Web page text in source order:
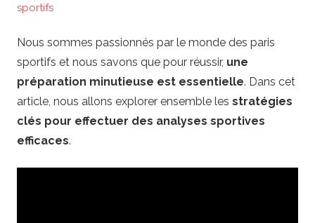
n
.
f
r
sportifs
Nous sommes passionnés par le monde des paris
sportifs et nous savons que pour réussir, une
préparation minutieuse est essentielle. Dans cet
article, nous allons explorer ensemble les stratégies
clés pour effectuer des analyses sportives
efficaces.